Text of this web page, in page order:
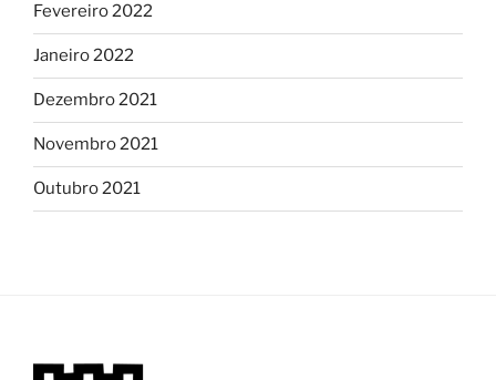
Fevereiro 2022
Janeiro 2022
Dezembro 2021
Novembro 2021
Outubro 2021